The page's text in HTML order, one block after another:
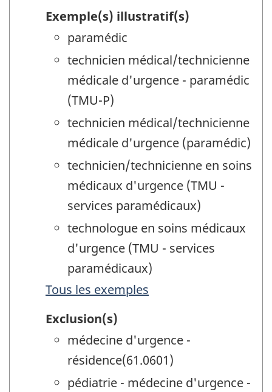
Exemple(s) illustratif(s)
paramédic
technicien médical/technicienne
médicale d'urgence - paramédic
(TMU-P)
technicien médical/technicienne
médicale d'urgence (paramédic)
technicien/technicienne en soins
médicaux d'urgence (TMU -
services paramédicaux)
technologue en soins médicaux
d'urgence (TMU - services
paramédicaux)
Tous les exemples
Exclusion(s)
médecine d'urgence -
résidence(61.0601)
pédiatrie - médecine d'urgence -